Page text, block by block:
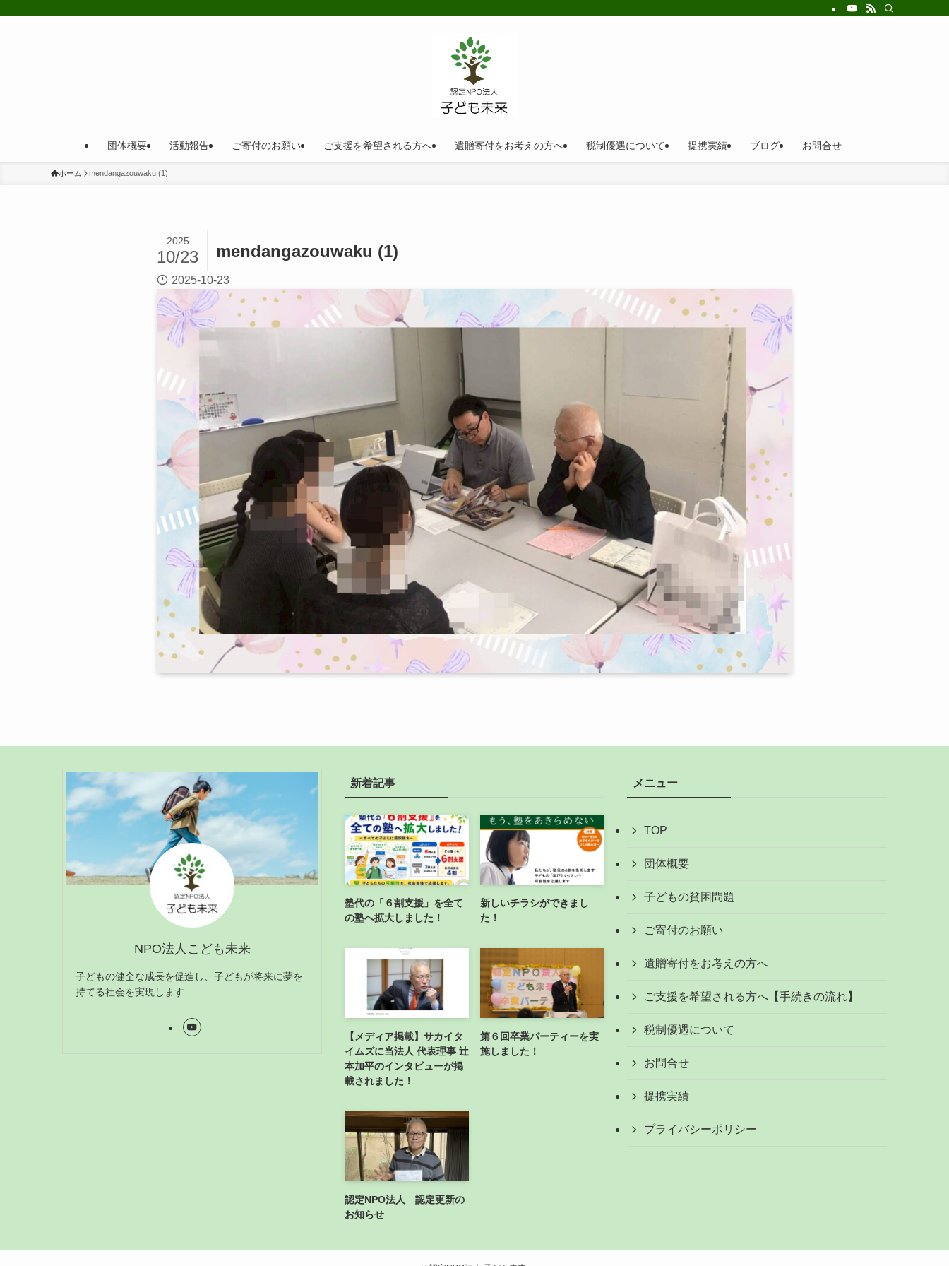
団体概要 活動報告 ご寄付のお願い ご支援を希望される方へ 遺贈寄付をお考えの方へ 税制優遇について 提携実績 ブログ お問合せ
ホーム mendangazouwaku (1)
mendangazouwaku (1)
2025
10/23
2025-10-23
NPO法人こども未来
子どもの健全な成長を促進し、子どもが将来に夢を
持てる社会を実現します
新着記事
塾代の「６割支援」を全て
の塾へ拡大しました！
新しいチラシができまし
た！
【メディア掲載】サカイタ
イムズに当法人 代表理事 辻
本加平のインタビューが掲
載されました！
第６回卒業パーティーを実
施しました！
認定NPO法人 認定更新の
お知らせ
メニュー
TOP
団体概要
子どもの貧困問題
ご寄付のお願い
遺贈寄付をお考えの方へ
ご支援を希望される方へ【手続きの流れ】
税制優遇について
お問合せ
提携実績
プライバシーポリシー